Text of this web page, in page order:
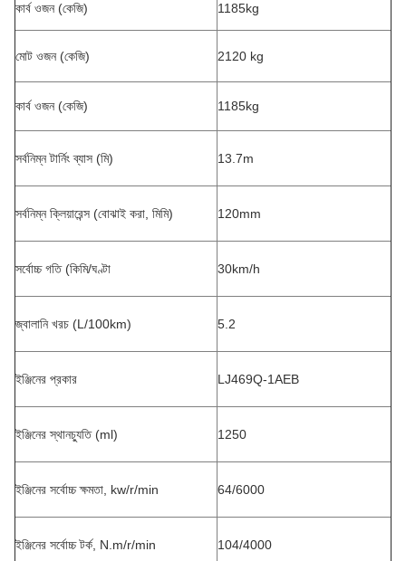
কার্ব ওজন (কেজি) 1185kg
মোট ওজন (কেজি) 2120 kg
কার্ব ওজন (কেজি) 1185kg
সর্বনিম্ন টার্নিং ব্যাস (মি) 13.7m
সর্বনিম্ন ক্লিয়ারেন্স (বোঝাই করা, মিমি) 120mm
সর্বোচ্চ গতি (কিমি/ঘণ্টা 30km/h
জ্বালানি খরচ (L/100km) 5.2
ইঞ্জিনের প্রকার LJ469Q-1AEB
ইঞ্জিনের স্থানচ্যুতি (ml) 1250
ইঞ্জিনের সর্বোচ্চ ক্ষমতা, kw/r/min 64/6000
ইঞ্জিনের সর্বোচ্চ টর্ক, N.m/r/min 104/4000